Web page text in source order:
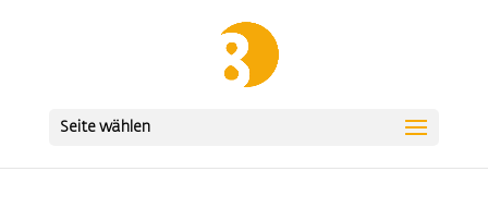
Seite wählen